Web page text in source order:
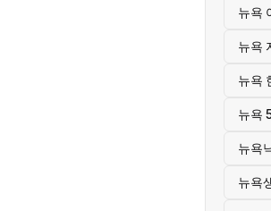
뉴욕
뉴욕
뉴욕
뉴욕
뉴욕
뉴욕